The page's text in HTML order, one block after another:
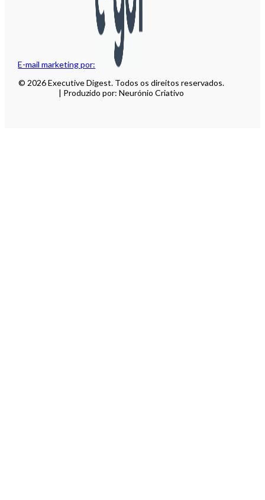
E-mail marketing por:
© 2026 Executive Digest. Todos os direitos reservados.
| Produzido por: Neurónio Criativo